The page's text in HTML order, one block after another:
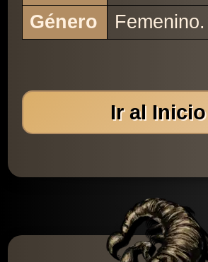
Género
Femenino.
Ir al Inicio